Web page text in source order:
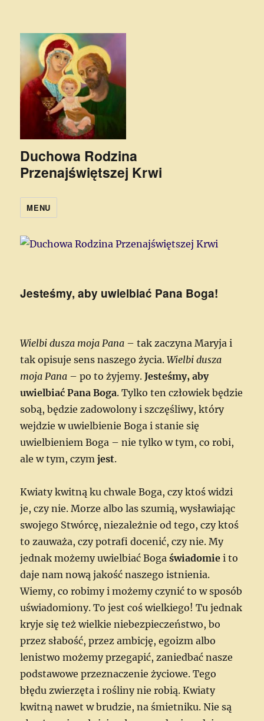
Duchowa Rodzina
Przenajświętszej Krwi
MENU
Jesteśmy, aby uwielbiać Pana Boga!
Wielbi dusza moja Pana – tak zaczyna Maryja i
tak opisuje sens naszego życia.Wielbi dusza
moja Pana – po to żyjemy.Jesteśmy, aby
uwielbiać Pana Boga. Tylko ten człowiek będzie
sobą, będzie zadowolony i szczęśliwy, który
wejdzie w uwielbienie Boga i stanie się
uwielbieniem Boga – nie tylko w tym, co robi,
ale w tym, czymjest.
Kwiaty kwitną ku chwale Boga, czy ktoś widzi
je, czy nie. Morze albo las szumią, wysławiając
swojego Stwórcę, niezależnie od tego, czy ktoś
to zauważa, czy potrafi docenić, czy nie. My
jednak możemy uwielbiać Bogaświadomiei to
daje nam nową jakość naszego istnienia.
Wiemy, co robimy i możemy czynić to w sposób
uświadomiony. To jest coś wielkiego! Tu jednak
kryje się też wielkie niebezpieczeństwo, bo
przez słabość, przez ambicję, egoizm albo
lenistwo możemy przegapić, zaniedbać nasze
podstawowe przeznaczenie życiowe. Tego
błędu zwierzęta i rośliny nie robią. Kwiaty
kwitną nawet w brudzie, na śmietniku. Nie są